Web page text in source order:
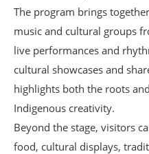
租
花
博
公
園
The program brings
music and cultural groups
live performances and
cultural showcases and
highlights both the roots
Indigenous creativity.
Beyond the stage, visitors
food, cultural displays,